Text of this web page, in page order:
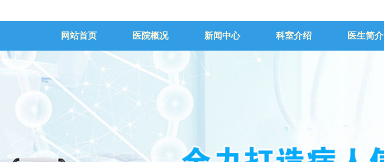
网站首页 医院概况 新闻中心 科室介绍 医生简介